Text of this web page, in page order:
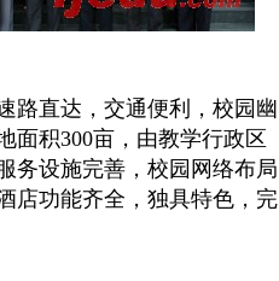
直达，交通便利，校园幽
面积300亩，由教学行政区
务设施完善，校园网络布局
店功能齐全，独具特色，完